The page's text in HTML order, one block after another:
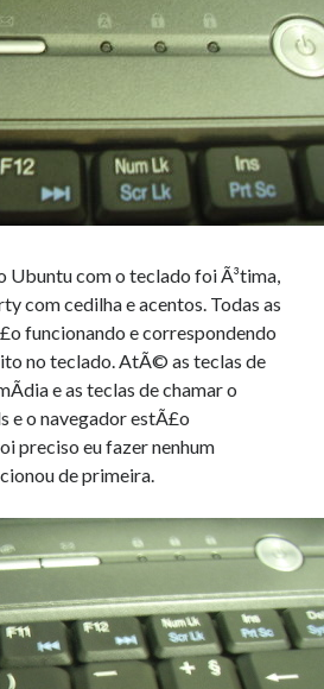
Ubuntu com o teclado foi Ã³tima,
com cedilha e acentos. Todas as
funcionando e correspondendo
no teclado. AtÃ© as teclas de
e as teclas de chamar o
e o navegador estÃ£o
preciso eu fazer nenhum
de primeira.